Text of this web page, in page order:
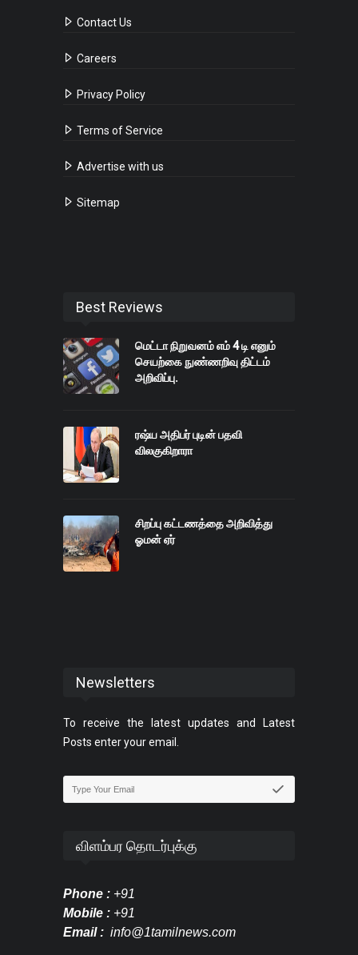
Contact Us
Careers
Privacy Policy
Terms of Service
Advertise with us
Sitemap
Best Reviews
மெட்டா நிறுவனம் எம் 4 டி எனும்
செயற்கை நுண்ணறிவு திட்டம்
அறிவிப்பு.
ரஷ்ய அதிபர் புடின் பதவி
விலகுகிறாரா
சிறப்பு கட்டணத்தை அறிவித்து
ஓமன் ஏர்
Newsletters
To receive the latest updates and Latest
Posts enter your email.
விளம்பர தொடர்புக்கு
Phone : +91
Mobile : +91
Email : info@1tamilnews.com